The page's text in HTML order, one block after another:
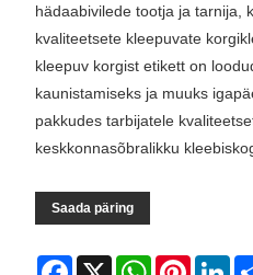
hädaabivilede tootja ja tarnija,
kvaliteetsete kleepuvate
kleepuv korgist etikett on
kaunistamiseks ja muuks
pakkudes tarbijatele
keskkonnasõbralikku
Saada päring
Facebook
X WhatsAppPinterest